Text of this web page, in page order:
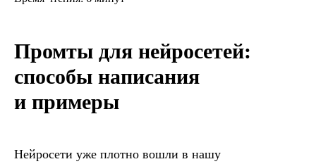
Промты для нейросетей:
способы написания
и примеры
Нейросети уже плотно вошли в нашу